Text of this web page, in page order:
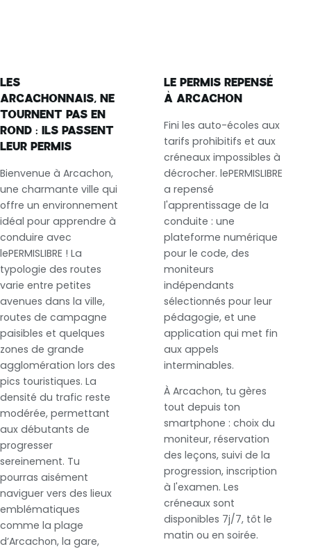
LES
ARCACHONNAIS, NE
TOURNENT PAS EN
ROND : ILS PASSENT
LEUR PERMIS
Bienvenue à Arcachon,
une charmante ville qui
offre un environnement
idéal pour apprendre à
conduire avec
lePERMISLIBRE ! La
typologie des routes
varie entre petites
avenues dans la ville,
routes de campagne
paisibles et quelques
zones de grande
agglomération lors des
pics touristiques. La
densité du trafic reste
modérée, permettant
aux débutants de
progresser
sereinement. Tu
pourras aisément
naviguer vers des lieux
emblématiques
comme la plage
d’Arcachon, la gare,
LE PERMIS REPENSÉ
À ARCACHON
Fini les auto-écoles aux
tarifs prohibitifs et aux
créneaux impossibles à
décrocher. lePERMISLIBRE
a repensé
l'apprentissage de la
conduite : une
plateforme numérique
pour le code, des
moniteurs
indépendants
sélectionnés pour leur
pédagogie, et une
application qui met fin
aux appels
interminables.
À Arcachon, tu gères
tout depuis ton
smartphone : choix du
moniteur, réservation
des leçons, suivi de la
progression, inscription
à l'examen. Les
créneaux sont
disponibles 7j/7, tôt le
matin ou en soirée.